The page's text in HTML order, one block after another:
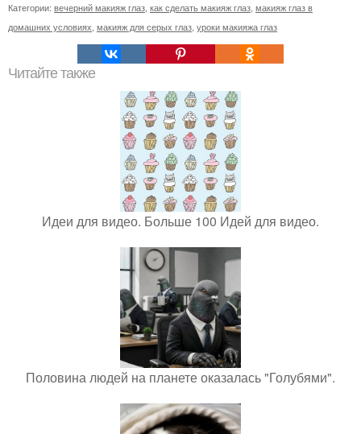
Категории: вечерний макияж глаз как сделать макияж глаз макияж глаз в
домашних условиях макияж для серых глаз уроки макияжа глаз
Читайте также
Идеи для видео. Больше 100 Идей для видео.
Половина людей на планете оказалась "Голубями".